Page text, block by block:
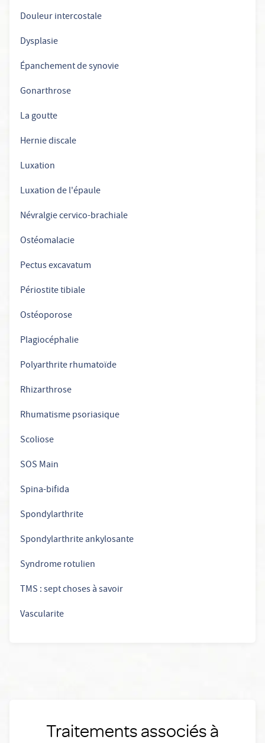
Douleur intercostale
Dysplasie
Épanchement de synovie
Gonarthrose
La goutte
Hernie discale
Luxation
Luxation de l'épaule
Névralgie cervico-brachiale
Ostéomalacie
Pectus excavatum
Périostite tibiale
Ostéoporose
Plagiocéphalie
Polyarthrite rhumatoïde
Rhizarthrose
Rhumatisme psoriasique
Scoliose
SOS Main
Spina-bifida
Spondylarthrite
Spondylarthrite ankylosante
Syndrome rotulien
TMS : sept choses à savoir
Vascularite
Traitements associés à